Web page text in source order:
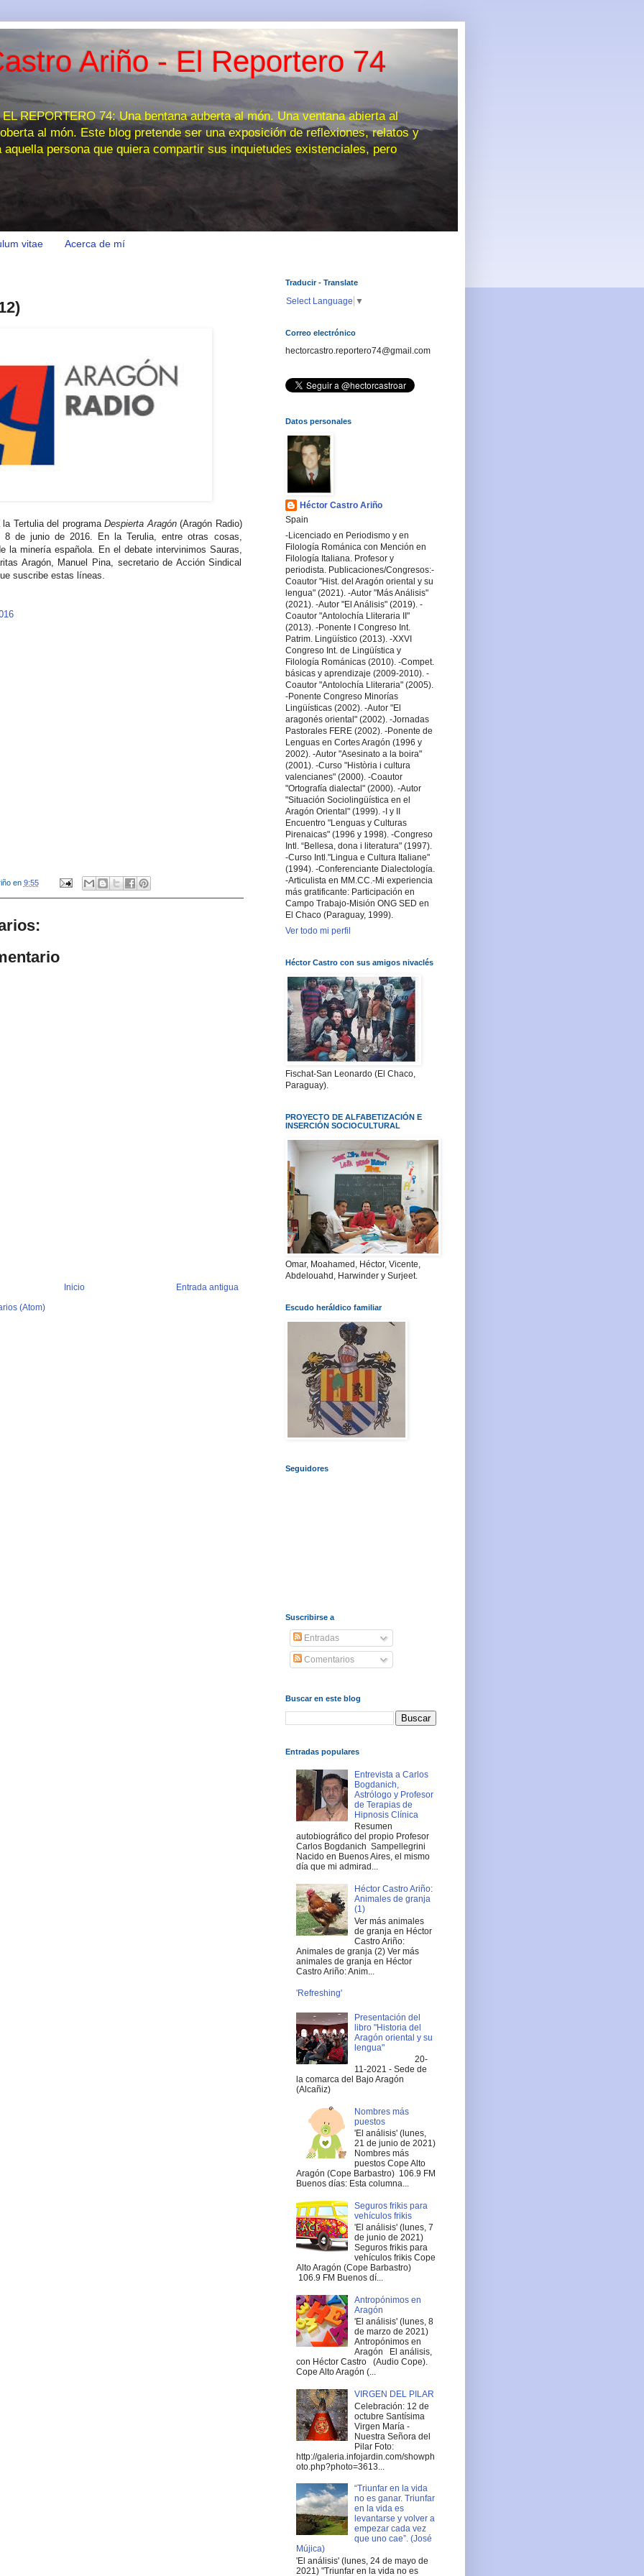
Ariño - El Reportero 74
REPORTERO 74: Una bentana auberta al món. Una ventana abierta al
al món. Este blog pretende ser una exposición de reflexiones, relatos y
persona que quiera compartir sus inquietudes existenciales, pero
vitae Acerca de mí
la Tertulia del programaDespierta Aragón(Aragón Radio)
8 de junio de 2016. En la Terulia, entre otras cosas,
la minería española. En el debate intervinimos Sauras,
Aragón, Manuel Pina, secretario de Acción Sindical
suscribe estas líneas.
en 9:55
Entrada antigua
Inicio
(Atom)
Traducir - Translate
Select Language ▼
Correo electrónico
hectorcastro.reportero74@gmail.com
Datos personales
Héctor Castro Ariño
Spain
-Licenciado en Periodismo y en
Filología Románica con Mención en
Filología Italiana. Profesor y
periodista. Publicaciones/Congresos:-
Coautor "Hist. del Aragón oriental y su
lengua" (2021). -Autor "Más Análisis"
(2021). -Autor "El Análisis" (2019). -
Coautor "Antolochía Lliteraria II"
(2013). -Ponente I Congreso Int.
Patrim. Lingüístico (2013). -XXVI
Congreso Int. de Lingüística y
Filología Románicas (2010). -Compet.
básicas y aprendizaje (2009-2010). -
Coautor "Antolochía Lliteraria" (2005).
-Ponente Congreso Minorías
Lingüísticas (2002). -Autor "El
aragonés oriental" (2002). -Jornadas
Pastorales FERE (2002). -Ponente de
Lenguas en Cortes Aragón (1996 y
2002). -Autor "Asesinato a la boira"
(2001). -Curso "Història i cultura
valencianes" (2000). -Coautor
"Ortografía dialectal" (2000). -Autor
"Situación Sociolingüística en el
Aragón Oriental" (1999). -I y II
Encuentro "Lenguas y Culturas
Pirenaicas" (1996 y 1998). -Congreso
Intl. “Bellesa, dona i literatura" (1997).
-Curso Intl."Lingua e Cultura Italiane"
(1994). -Conferenciante Dialectología.
-Articulista en MM.CC.-Mi experiencia
más gratificante: Participación en
Campo Trabajo-Misión ONG SED en
El Chaco (Paraguay, 1999).
Ver todo mi perfil
Héctor Castro con sus amigos nivaclés
Fischat-San Leonardo (El Chaco,
Paraguay).
PROYECTO DE ALFABETIZACIÓN E
INSERCIÓN SOCIOCULTURAL
Omar, Moahamed, Héctor, Vicente,
Abdelouahd, Harwinder y Surjeet.
Escudo heráldico familiar
Seguidores
Suscribirse a
Entradas
Comentarios
Buscar en este blog
Entradas populares
Entrevista a Carlos
Bogdanich,
Astrólogo y Profesor
de Terapias de
Hipnosis Clínica
Resumen
autobiográfico del propio Profesor
Carlos Bogdanich Sampellegrini
Nacido en Buenos Aires, el mismo
día que mi admirad...
Héctor Castro Ariño:
Animales de granja
(1)
Ver más animales
de granja en Héctor
Castro Ariño:
Animales de granja (2) Ver más
animales de granja en Héctor
Castro Ariño: Anim...
'Refreshing'
Presentación del
libro "Historia del
Aragón oriental y su
lengua"
20-
11-2021 - Sede de
la comarca del Bajo Aragón
(Alcañiz)
Nombres más
puestos
'El análisis' (lunes,
21 de junio de 2021)
Nombres más
puestos Cope Alto
Aragón (Cope Barbastro) 106.9 FM
Buenos días: Esta columna...
Seguros frikis para
vehículos frikis
'El análisis' (lunes, 7
de junio de 2021)
Seguros frikis para
vehículos frikis Cope
Alto Aragón (Cope Barbastro)
106.9 FM Buenos dí...
Antropónimos en
Aragón
'El análisis' (lunes, 8
de marzo de 2021)
Antropónimos en
Aragón El análisis,
con Héctor Castro (Audio Cope).
Cope Alto Aragón (...
VIRGEN DEL PILAR
Celebración: 12 de
octubre Santísima
Virgen María -
Nuestra Señora del
Pilar Foto:
http://galeria.infojardin.com/showph
oto.php?photo=3613...
“Triunfar en la vida
no es ganar. Triunfar
en la vida es
levantarse y volver a
empezar cada vez
que uno cae”. (José
Mújica)
'El análisis' (lunes, 24 de mayo de
2021) "Triunfar en la vida no es